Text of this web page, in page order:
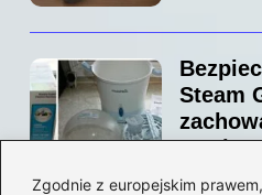
Zgodnie z europejskim
Steam